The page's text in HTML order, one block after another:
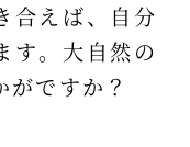
合えば、自分
す。大自然の
ですか？